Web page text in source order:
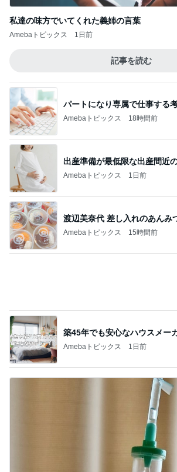
Amebaトピックス 18時間前
Amebaトピックス 1日前
渡辺美奈代 差し入れのあんみ
Amebaトピックス 15時間前
築45年でも安心なハウスメー
Amebaトピックス 1日前
記事を読む